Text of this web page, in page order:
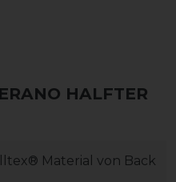
HALFTER
Material von Back